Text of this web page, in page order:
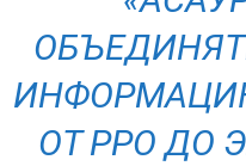
ОТ РРО ДО